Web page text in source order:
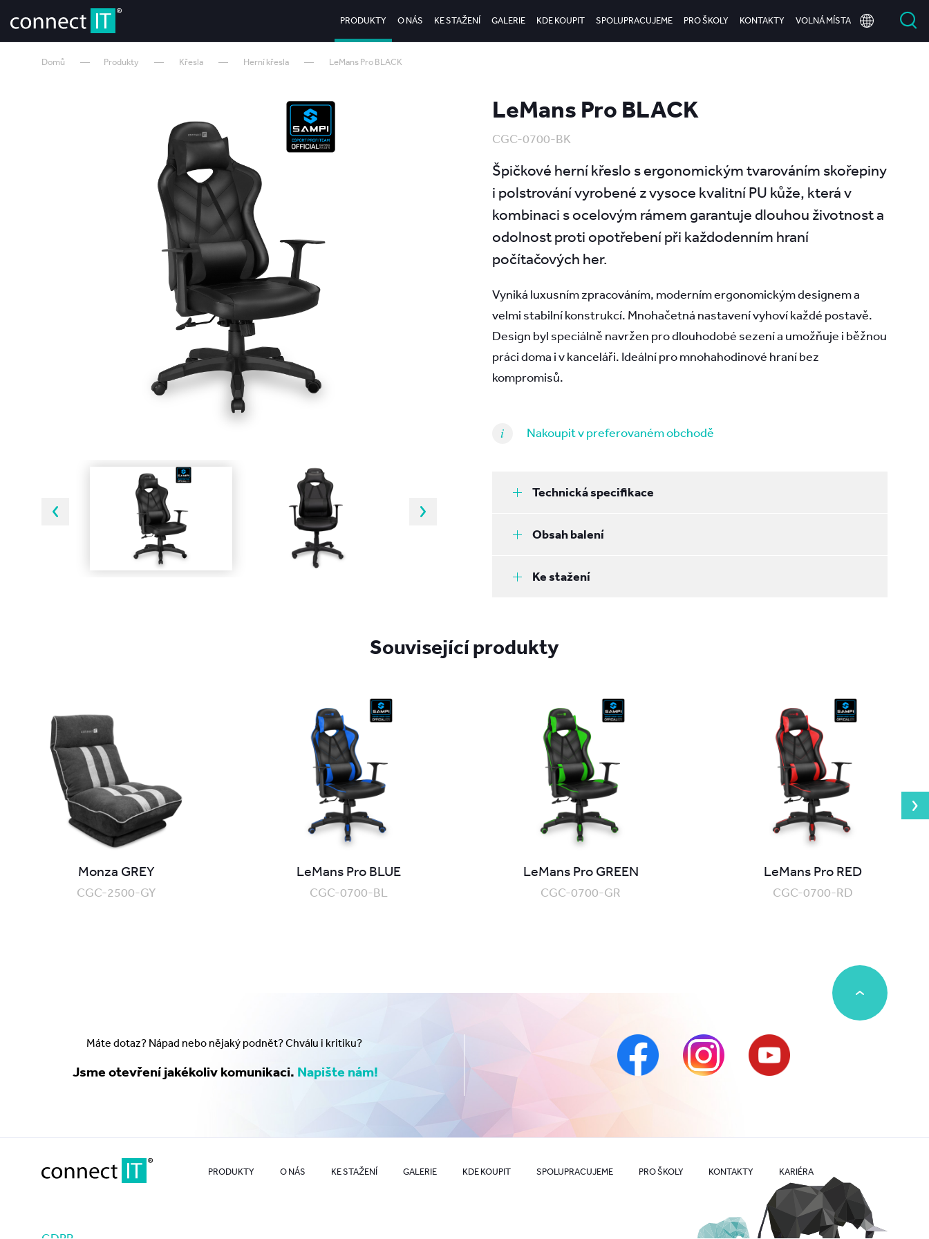
PRODUKTY O NÁS KE STAŽENÍ GALERIE KDE KOUPIT SPOLUPRACUJEME PRO ŠKOLY KONTAKTY VOLNÁ MÍSTA
Domů Produkty Křesla Herní křesla LeMans Pro BLACK
LeMans Pro BLACK
CGC-0700-BK
Špičkové herní křeslo s ergonomickým tvarováním skořepiny
i polstrování vyrobené z vysoce kvalitní PU kůže, která v
kombinaci s ocelovým rámem garantuje dlouhou životnost a
odolnost proti opotřebení při každodenním hraní
počítačových her.
Vyniká luxusním zpracováním, moderním ergonomickým designem a
velmi stabilní konstrukcí. Mnohačetná nastavení vyhoví každé postavě.
Design byl speciálně navržen pro dlouhodobé sezení a umožňuje i běžnou
práci doma i v kanceláři. Ideální pro mnohahodinové hraní bez
kompromisů.
Nakoupit v preferovaném obchodě
Technická specifikace
Obsah balení
Ke stažení
Související produkty
Monza GREY
CGC-2500-GY
LeMans Pro BLUE
CGC-0700-BL
LeMans Pro GREEN
CGC-0700-GR
LeMans Pro RED
CGC-0700-RD
Máte dotaz? Nápad nebo nějaký podnět? Chválu i kritiku?
Jsme otevření jakékoliv komunikaci. Napište nám!
PRODUKTY O NÁS KE STAŽENÍ GALERIE KDE KOUPIT SPOLUPRACUJEME PRO ŠKOLY KONTAKTY KARIÉRA